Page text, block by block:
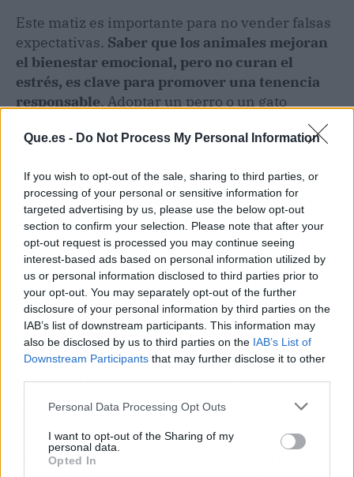
Que.es - Do Not Process My Personal Information
If you wish to opt-out of the sale, sharing to third parties, or
processing of your personal or sensitive information for
targeted advertising by us, please use the below opt-out
section to confirm your selection. Please note that after your
opt-out request is processed you may continue seeing
interest-based ads based on personal information utilized by
us or personal information disclosed to third parties prior to
your opt-out. You may separately opt-out of the further
disclosure of your personal information by third parties on the
IAB’s list of downstream participants. This information may
also be disclosed by us to third parties on the IAB’s List of
Downstream Participants that may further disclose it to other
Personal Data Processing Opt Outs
I want to opt-out of the Sharing of my
personal data.
Opted In
Este matiz es importante para no vender falsas
expectativas. Saber que los animales mejoran
el bienestar emocional, pero no curan el
estrés, es clave para promover una tenencia
responsable. Adoptar un perro o un gato
profunda puede llevar a frustraciones y, en el
En cambio, reconocer su capacidad para alegrar
los momentos cotidianos da argumentos sólidos
a las campañas de adopción. De hecho,
organizaciones como la Fundación Affinity
llevan años recopilando testimonios de familias
que han visto transformada su rutina tras
adoptar. Este estudio holandés pone cifras a
una realidad que millones de humanos
perrunos y gatunos ya intuían:la compañía
peluda es un potente generador de emociones
positivas en el día a día
Lo que no puede sustituir un animal es el
acompañamiento profesional en